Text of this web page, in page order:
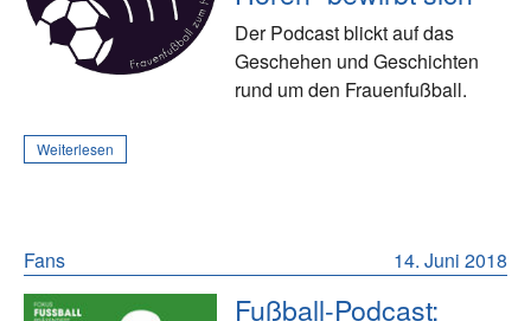
Der Podcast blickt auf das
Geschehen und Geschichten
rund um den Frauenfußball.
Weiterlesen
14. Juni 2018
Fans
Fußball-Podcast: